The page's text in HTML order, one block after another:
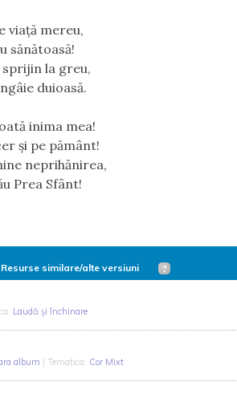
viaţă mereu,
sănătoasă!
la greu,
duioasă.
inima mea!
şi pe pământ!
neprihănirea,
Prea Sfânt!
Resurse similare/alte versiuni
Laudă și închinare
album | Tematica: Cor Mixt